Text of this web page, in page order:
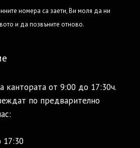
номера са заети, Ви моля да ни
и да позвъните отново.
кантората от 9:00 до 17:30ч.
по предварително